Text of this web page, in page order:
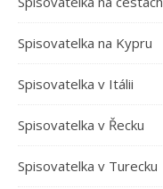
Spisovatelka na Kypru
Spisovatelka v Itálii
Spisovatelka v Řecku
Spisovatelka v Turecku